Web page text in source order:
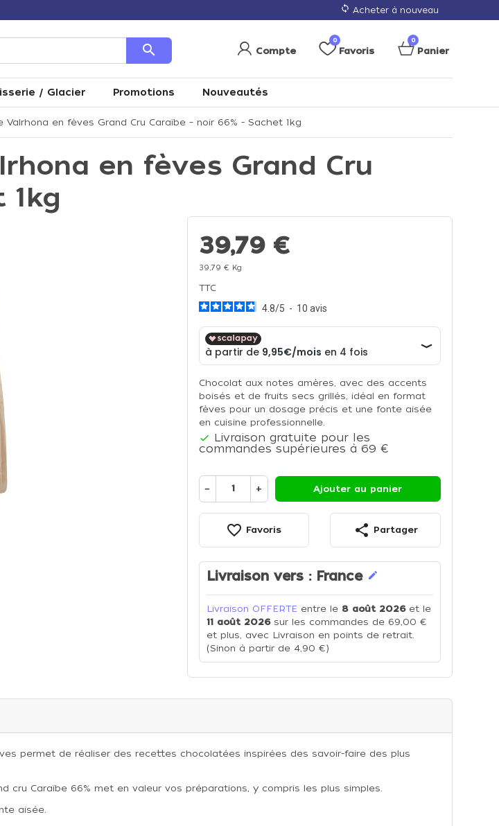
loop Acheter à nouveau
search Compte
0
Favoris
0
Panier
/ Glacier Promotions Nouveautés
en fèves Grand Cru Caraïbe – noir 66% - Sachet 1kg
en fèves Grand Cru
1kg
39,79 €
39,79 € Kg
TTC
4.8/5 - 10 avis
Chocolat aux notes amères, avec des accents
boisés et de fruits secs grillés, idéal en format
fèves pour un dosage précis et une fonte aisée
en cuisine professionnelle.
 Livraison gratuite pour les
commandes supérieures à 69 €
− + Ajouter au panier
favorite_border Favoris share Partager
Livraison vers : France edit
Livraison OFFERTE entre le 8 août 2026et le
11 août 2026sur les commandes de 69,00 €
et plus, avec Livraison en points de retrait.
(Sinon à partir de 4,90 €)
permet de réaliser des recettes chocolatées inspirées des savoir-faire des plus
Caraïbe 66% met en valeur vos préparations, y compris les plus simples.
aisée.